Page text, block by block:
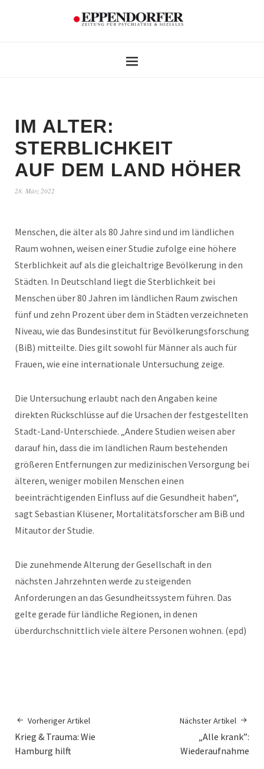
IM ALTER:
STERBLICHKEIT
AUF DEM LAND HÖHER
28. März 2022
Menschen, die älter als 80 Jahre sind und im ländlichen
Raum wohnen, weisen einer Studie zufolge eine höhere
Sterblichkeit auf als die gleichaltrige Bevölkerung in den
Städten. In Deutschland liegt die Sterblichkeit bei
Menschen über 80 Jahren im ländlichen Raum zwischen
fünf und zehn Prozent über dem in Städten verzeichneten
Niveau, wie das Bundesinstitut für Bevölkerungsforschung
(BiB) mitteilte. Dies gilt sowohl für Männer als auch für
Frauen, wie eine internationale Untersuchung zeige.
Die Untersuchung erlaubt nach den Angaben keine
direkten Rückschlüsse auf die Ursachen der festgestellten
Stadt-Land-Unterschiede. „Andere Studien weisen aber
darauf hin, dass die im ländlichen Raum bestehenden
größeren Entfernungen zur medizinischen Versorgung bei
älteren, weniger mobilen Menschen einen
beeinträchtigenden Einfluss auf die Gesundheit haben“,
sagt Sebastian Klüsener, Mortalitätsforscher am BiB und
Mitautor der Studie.
Die zunehmende Alterung der Gesellschaft in den
nächsten Jahrzehnten werde zu steigenden
Anforderungen an das Gesundheitssystem führen. Das
gelte gerade für ländliche Regionen, in denen
überdurchschnittlich viele ältere Personen wohnen. (epd)
Vorheriger Artikel
Krieg & Trauma: Wie
Hamburg hilft
Nächster Artikel
„Alle krank”:
Wiederaufnahme